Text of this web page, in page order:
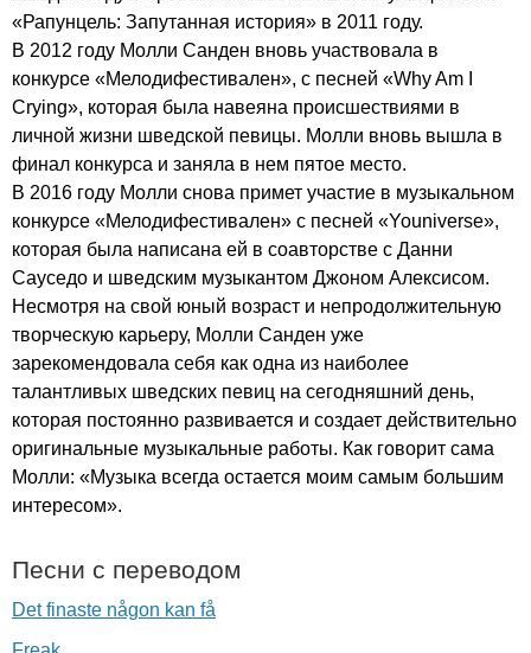
«Рапунцель: Запутанная история» в 2011 году.
В 2012 году Молли Санден вновь участвовала в
конкурсе «Мелодифестивален», с песней «WhyAm
Crying», которая была навеяна происшествиями в
личной жизни шведской певицы. Молли вновь вышла в
финал конкурса и заняла в нем пятое место.
В 2016 году Молли снова примет участие в музыкальном
конкурсе «Мелодифестивален» с песней «Youniverse»,
которая была написана ей в соавторстве с Данни
Сауседо и шведским музыкантом Джоном Алексисом.
Несмотря на свой юный возраст и непродолжительную
творческую карьеру, Молли Санден уже
зарекомендовала себя как одна из наиболее
талантливых шведских певиц на сегодняшний день,
которая постоянно развивается и создает действительно
оригинальные музыкальные работы. Как говорит сама
Молли: «Музыка всегда остается моим самым большим
интересом».
Песни с переводом
Det finaste någon kan få